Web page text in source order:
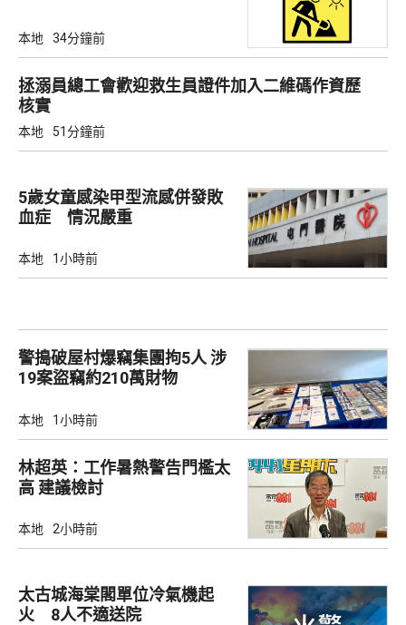
本地 34分鐘前
拯溺員總工會歡迎救生員證件加入二維碼作資歷
核實
本地 51分鐘前
5歲女童感染甲型流感併發敗
血症 情況嚴重
本地 1小時前
警搗破屋村爆竊集團拘5人 涉
19案盜竊約210萬財物
本地 1小時前
林超英：工作暑熱警告門檻太
高 建議檢討
本地 2小時前
太古城海棠閣單位冷氣機起
火 8人不適送院